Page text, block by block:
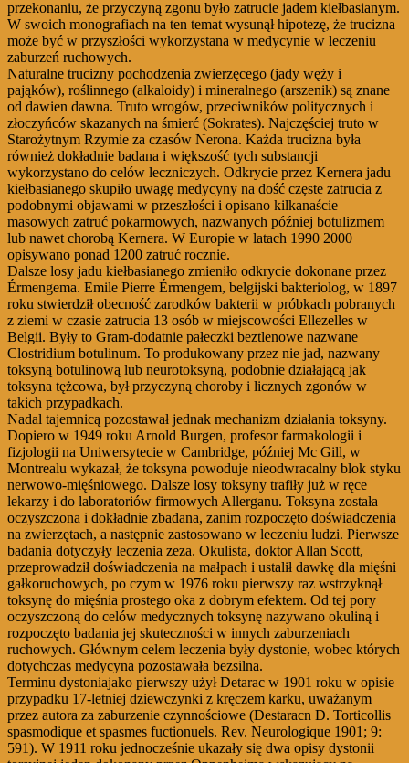
przekonaniu, że przyczyną zgonu było zatrucie jadem kiełbasianym.
W swoich monografiach na ten temat wysunął hipotezę, że trucizna
może być w przyszłości wykorzystana w medycynie w leczeniu
zaburzeń ruchowych.
Naturalne trucizny pochodzenia zwierzęcego (jady węży i
pająków), roślinnego (alkaloidy) i mineralnego (arszenik) są znane
od dawien dawna. Truto wrogów, przeciwników politycznych i
złoczyńców skazanych na śmierć (Sokrates). Najczęściej truto w
Starożytnym Rzymie za czasów Nerona. Każda trucizna była
również dokładnie badana i większość tych substancji
wykorzystano do celów leczniczych. Odkrycie przez Kernera jadu
kiełbasianego skupiło uwagę medycyny na dość częste zatrucia z
podobnymi objawami w przeszłości i opisano kilkanaście
masowych zatruć pokarmowych, nazwanych później botulizmem
lub nawet chorobą Kernera. W Europie w latach 1990 2000
opisywano ponad 1200 zatruć rocznie.
Dalsze losy jadu kiełbasianego zmieniło odkrycie dokonane przez
Érmengema. Emile Pierre Érmengem, belgijski bakteriolog, w 1897
roku stwierdził obecność zarodków bakterii w próbkach pobranych
z ziemi w czasie zatrucia 13 osób w miejscowości Ellezelles w
Belgii. Były to Gram-dodatnie pałeczki beztlenowe nazwane
Clostridium botulinum. To produkowany przez nie jad, nazwany
toksyną botulinową lub neurotoksyną, podobnie działającą jak
toksyna tężcowa, był przyczyną choroby i licznych zgonów w
takich przypadkach.
Nadal tajemnicą pozostawał jednak mechanizm działania toksyny.
Dopiero w 1949 roku Arnold Burgen, profesor farmakologii i
fizjologii na Uniwersytecie w Cambridge, później Mc Gill, w
Montrealu wykazał, że toksyna powoduje nieodwracalny blok styku
nerwowo-mięśniowego. Dalsze losy toksyny trafiły już w ręce
lekarzy i do laboratoriów firmowych Allerganu. Toksyna została
oczyszczona i dokładnie zbadana, zanim rozpoczęto doświadczenia
na zwierzętach, a następnie zastosowano w leczeniu ludzi. Pierwsze
badania dotyczyły leczenia zeza. Okulista, doktor Allan Scott,
przeprowadził doświadczenia na małpach i ustalił dawkę dla mięśni
gałkoruchowych, po czym w 1976 roku pierwszy raz wstrzyknął
toksynę do mięśnia prostego oka z dobrym efektem. Od tej pory
oczyszczoną do celów medycznych toksynę nazywano okuliną i
rozpoczęto badania jej skuteczności w innych zaburzeniach
ruchowych. Głównym celem leczenia były dystonie, wobec których
dotychczas medycyna pozostawała bezsilna.
Terminu dystoniajako pierwszy użył Detarac w 1901 roku w opisie
przypadku 17-letniej dziewczynki z kręczem karku, uważanym
przez autora za zaburzenie czynnościowe (Destaracn D. Torticollis
spasmodique et spasmes fuctionuels. Rev. Neurologique 1901; 9:
591). W 1911 roku jednocześnie ukazały się dwa opisy dystonii